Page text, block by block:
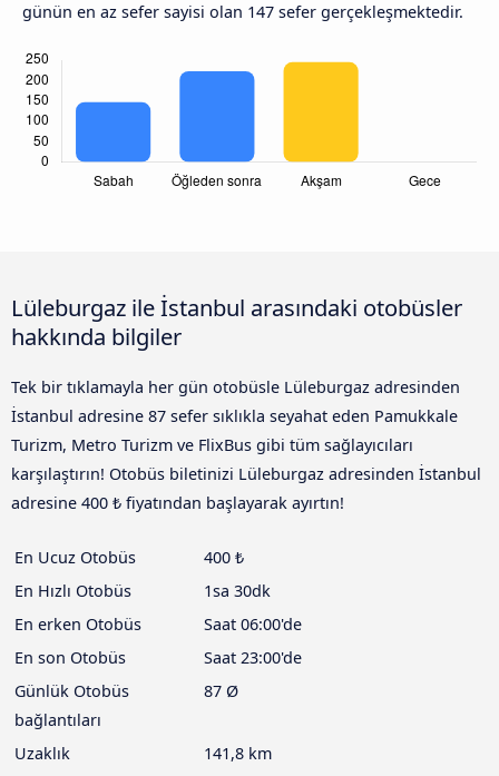
günün en az sefer sayisi olan 147 sefer gerçekleşmektedir.
Lüleburgaz ile İstanbul arasındaki otobüsler
hakkında bilgiler
Tek bir tıklamayla her gün otobüsle Lüleburgaz adresinden
İstanbul adresine 87 sefer sıklıkla seyahat eden Pamukkale
Turizm, Metro Turizm ve FlixBus gibi tüm sağlayıcıları
karşılaştırın! Otobüs biletinizi Lüleburgaz adresinden İstanbul
adresine 400 ₺ fiyatından başlayarak ayırtın!
En Ucuz Otobüs
400 ₺
En Hızlı Otobüs
1sa 30dk
En erken Otobüs
Saat 06:00'de
En son Otobüs
Saat 23:00'de
Günlük Otobüs
bağlantıları
87 Ø
Uzaklık 141,8 km